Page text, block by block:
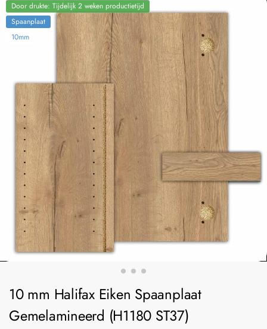
Door drukte: Tijdelijk 2 weken productietijd
Spaanplaat
10mm
10 mm Halifax Eiken Spaanplaat
Gemelamineerd (H1180 ST37)